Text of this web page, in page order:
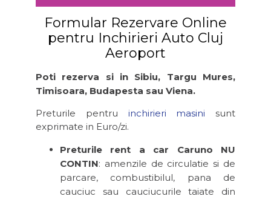
Formular Rezervare Online
pentru Inchirieri Auto Cluj
Aeroport
Poti rezerva si in Sibiu, Targu Mures,
Timisoara, Budapesta sau Viena.
Preturile pentru inchirieri masini sunt
exprimate in Euro/zi.
Preturile rent a car Caruno NU
CONTIN: amenzile de circulatie si de
parcare, combustibilul, pana de
cauciuc sau cauciucurile taiate din